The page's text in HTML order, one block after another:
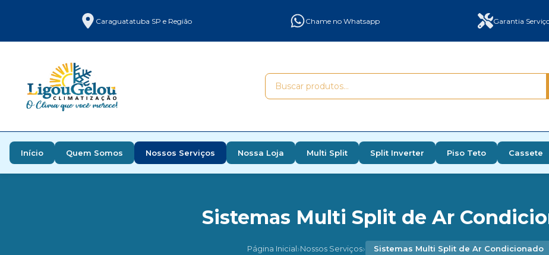
Caraguatatuba SP e Região Chame no Whatsapp Garantia
Início Quem Somos Nossos Serviços Nossa Loja Multi Split Split Inverter Piso Teto Cassete
Sistemas Multi Split de Ar
Página Inicial›Nossos Serviços› Sistemas Multi Split de Ar Condicionado